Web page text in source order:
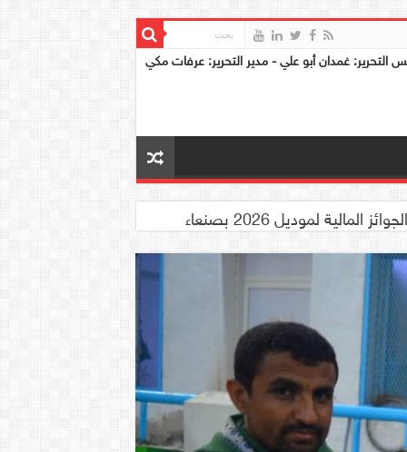
التحرير: غمدان أبو علي - مدير التحرير: عرفات مكي